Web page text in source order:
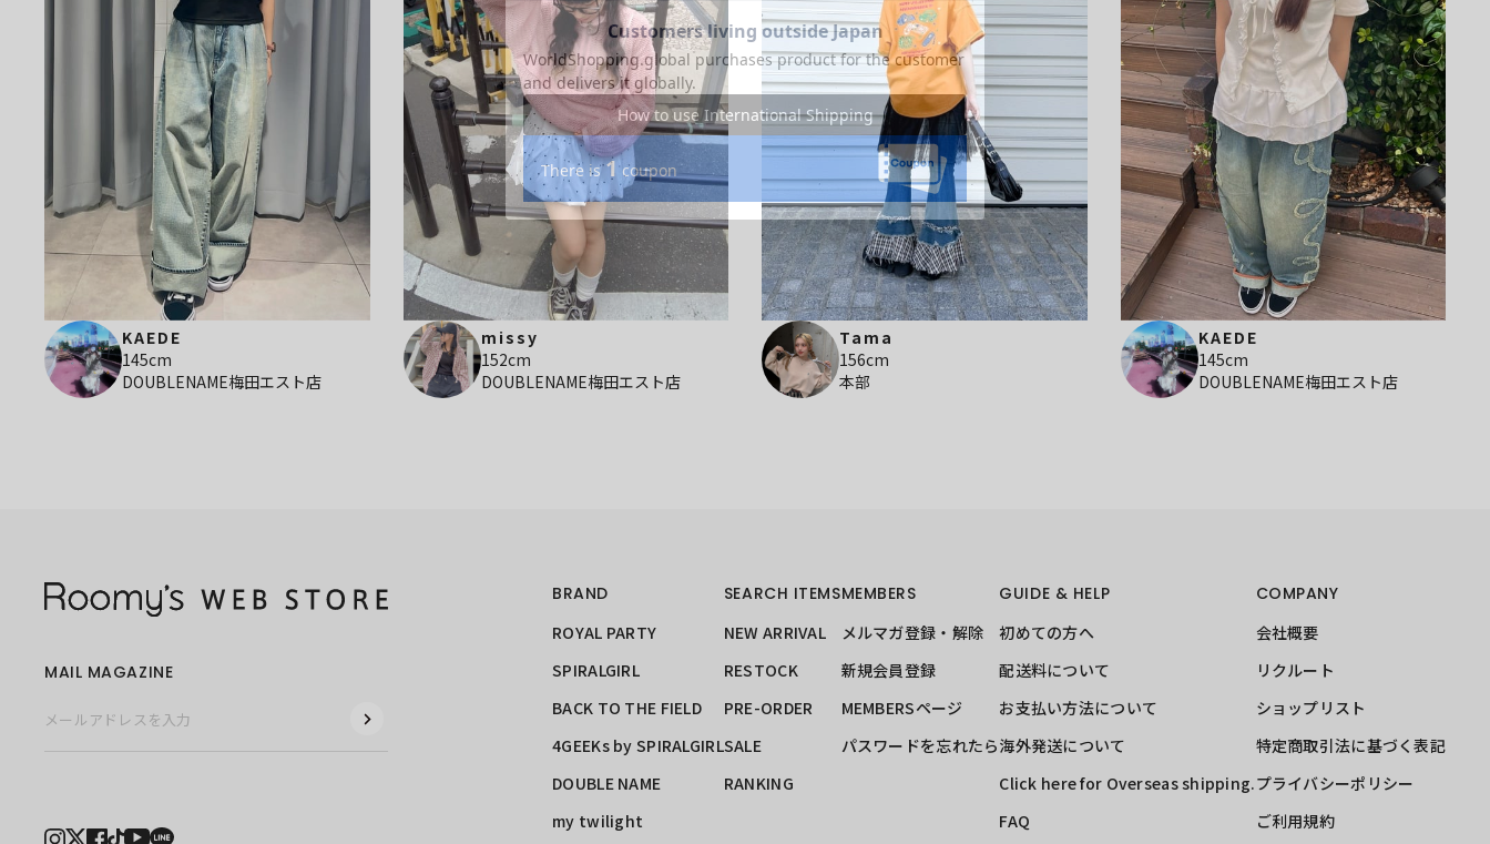
KAEDE
145cm
DOUBLENAME梅田エスト店
missy
152cm
DOUBLENAME梅田エスト店
Tama
156cm
本部
KAEDE
145cm
DOUBLENAME梅田エスト店
BRAND
ROYAL PARTY
SPIRALGIRL
BACK TO THE FIELD
4GEEKs by SPIRALGIRL
DOUBLE NAME
my twilight
SEARCH ITEMS
NEW ARRIVAL
RESTOCK
PRE-ORDER
SALE
RANKING
MEMBERS
メルマガ登録・解除
新規会員登録
MEMBERSページ
パスワードを忘れたら
GUIDE & HELP
初めての方へ
配送料について
お支払い方法について
海外発送について
Click here for Overseas shipping.
FAQ
COMPANY
会社概要
リクルート
ショップリスト
特定商取引法に基づく表記
プライバシーポリシー
ご利用規約
MAIL MAGAZINE